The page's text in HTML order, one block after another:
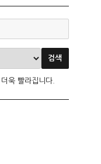
욱 빨라집니다.